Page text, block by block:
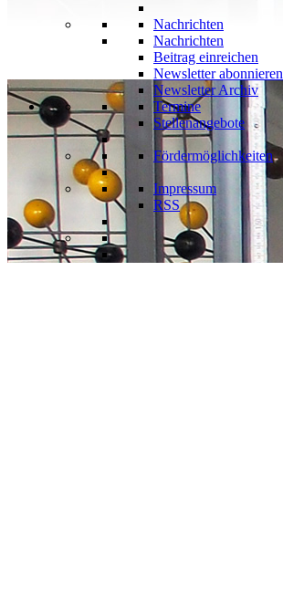
Nachrichten
Nachrichten
Beitrag einreichen
Newsletter abonnieren
Newsletter Archiv
Termine
Stellenangebote
Fördermöglichkeiten
Impressum
RSS